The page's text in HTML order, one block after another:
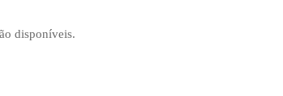
disponíveis.